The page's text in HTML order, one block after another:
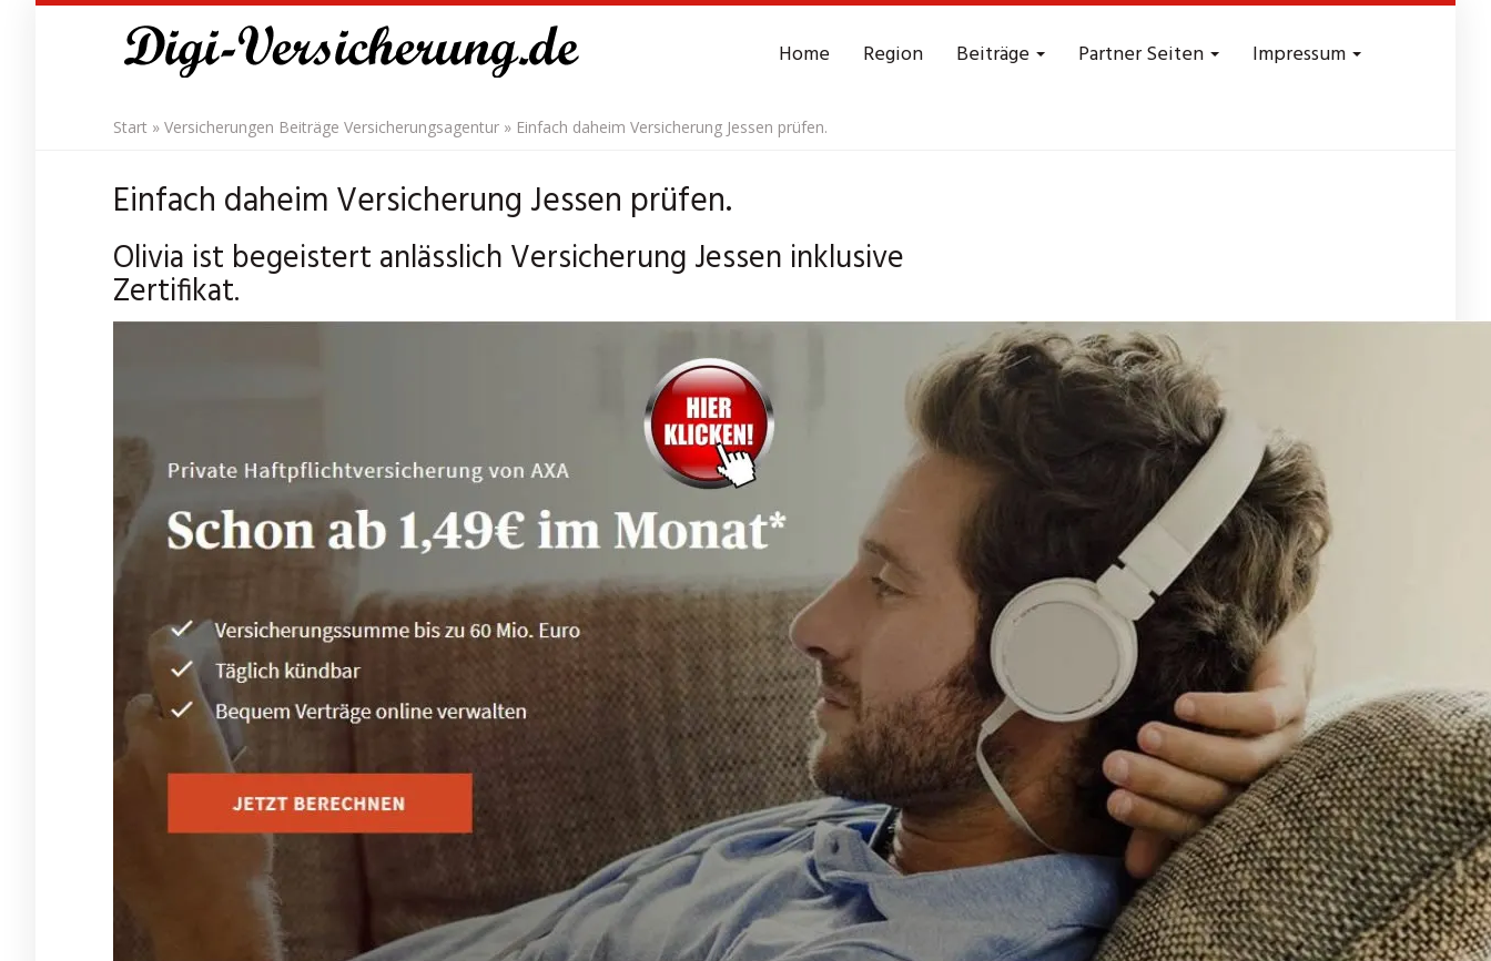
Home Region Beiträge Partner Seiten Impressum
Start » Versicherungen Beiträge Versicherungsagentur » Einfach daheim Versicherung Jessen prüfen.
Einfach daheim Versicherung Jessen prüfen.
Olivia ist begeistert anlässlich Versicherung Jessen inklusive
Zertifikat.